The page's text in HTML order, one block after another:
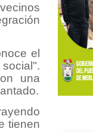
el
una
tienen